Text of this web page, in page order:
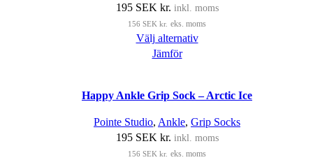
195 SEK kr. inkl. moms
156 SEK kr. eks. moms
Välj alternativ
Jämför
Happy Ankle Grip Sock – Arctic Ice
Pointe Studio, Ankle, Grip Socks
195 SEK kr. inkl. moms
156 SEK kr. eks. moms